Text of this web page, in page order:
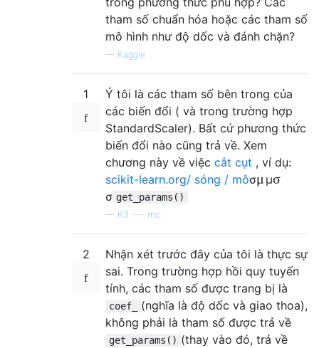
tham số chuẩn hóa hoặc các tham số
mô hình như độ dốc và đánh chặn?
— Kaggle
1
Ý tôi là các tham số bên trong của
các biến đổi ( và trong trường hợp
StandardScaler). Bất cứ phương thức
biến đổi nào cũng trả về. Xem
chương này về việc cắt cụt , ví dụ:
scikit-learn.org/ sóng / môσμ μσ
σ get_params()
— K3 --- rnc
2
Nhận xét trước đây của tôi là thực sự
sai. Trong trường hợp hồi quy tuyến
tính, các tham số được trang bị là
coef_
(nghĩa là độ dốc và giao thoa),
không phải là tham số được trả về
get_params() (thay vào đó, trả về